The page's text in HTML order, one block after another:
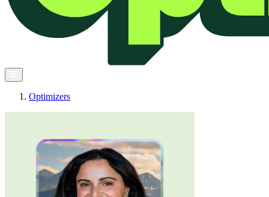
Optimizers